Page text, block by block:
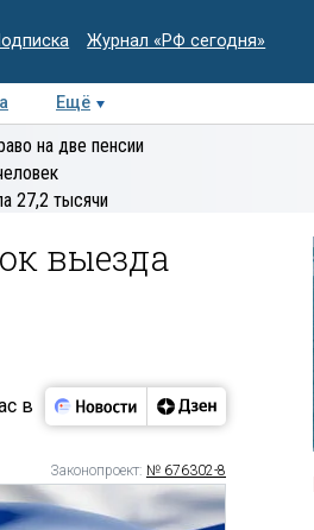
Журнал «РФ сегодня»
Ещё
Деловая
на две пенсии
27,2 тысячи
выезда
в
Законопроект: № 676302-8